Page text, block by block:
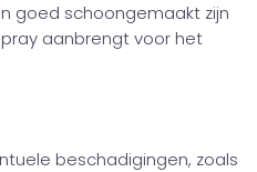
goed schoongemaakt zijn
aanbrengt voor het
beschadigingen, zoals